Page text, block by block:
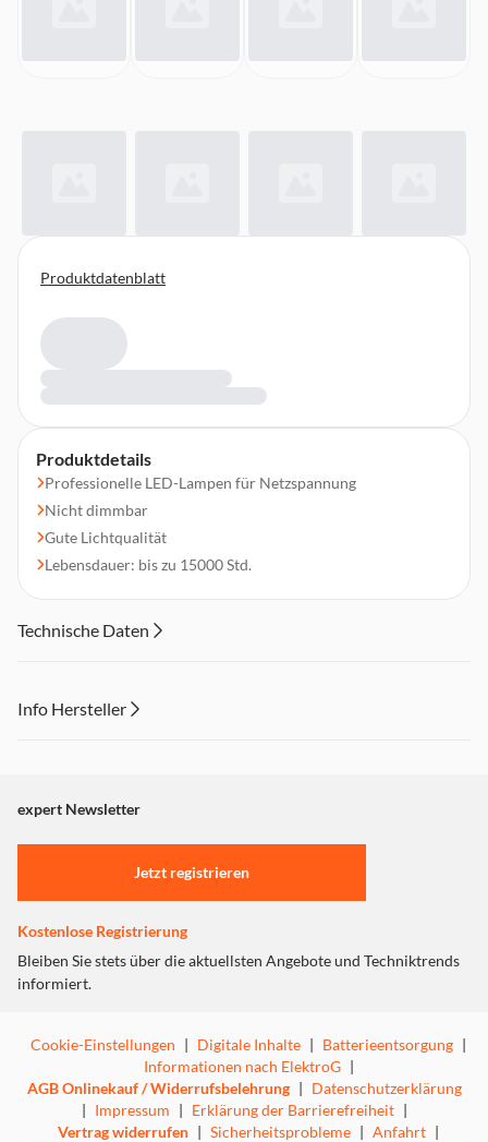
Produktdetails
Professionelle LED-Lampen für Netzspannung
Nicht dimmbar
Gute Lichtqualität
Lebensdauer: bis zu 15000 Std.
Produktdatenblatt
Technische Daten
Info Hersteller
"Marketing".
Einstellungen anpassen
expert Newsletter
Jetzt registrieren
Kostenlose Registrierung
Bleiben Sie stets über die aktuellsten Angebote und Techniktrends
informiert.
Cookie-Einstellungen | Digitale Inhalte | Batterieentsorgung |
Informationen nach ElektroG |
AGB Onlinekauf / Widerrufsbelehrung | Datenschutzerklärung
| Impressum | Erklärung der Barrierefreiheit |
Vertrag widerrufen | Sicherheitsprobleme | Anfahrt |